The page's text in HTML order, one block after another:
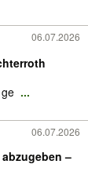
06.07.2026
...
06.07.2026
–